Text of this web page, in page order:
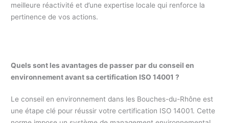
meilleure réactivité et d’une expertise locale qui renforce la
pertinence de vos actions.
Quels sont les avantages de passer par du conseil en
environnement avant sa certification ISO 14001 ?
Le conseil en environnement dans les Bouches-du-Rhône est
une étape clé pour réussir votre certification ISO 14001. Cette